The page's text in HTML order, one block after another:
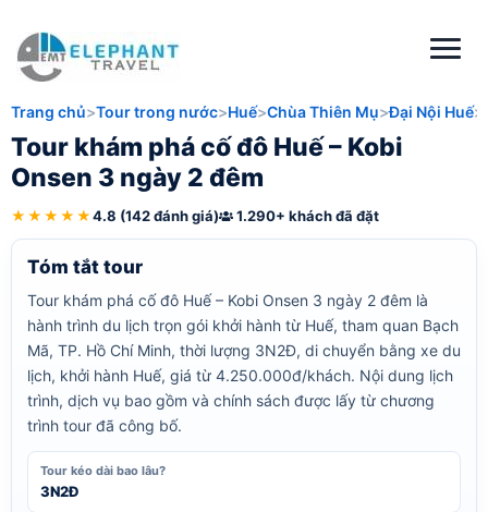
Trang chủ Tour trong nước Huế Chùa Thiên Mụ Đại Nội Huế
Tour khám phá cố đô Huế – Kobi
Onsen 3 ngày 2 đêm
★★★★★4.8 (142 đánh giá) 1.290+ khách đã đặt
Tóm tắt tour
Tour khám phá cố đô Huế – Kobi Onsen 3 ngày 2 đêm là
hành trình du lịch trọn gói khởi hành từ Huế, tham quan Bạch
Mã, TP. Hồ Chí Minh, thời lượng 3N2Đ, di chuyển bằng xe du
lịch, khởi hành Huế, giá từ 4.250.000đ/khách. Nội dung lịch
trình, dịch vụ bao gồm và chính sách được lấy từ chương
trình tour đã công bố.
Tour kéo dài bao lâu?
3N2Đ